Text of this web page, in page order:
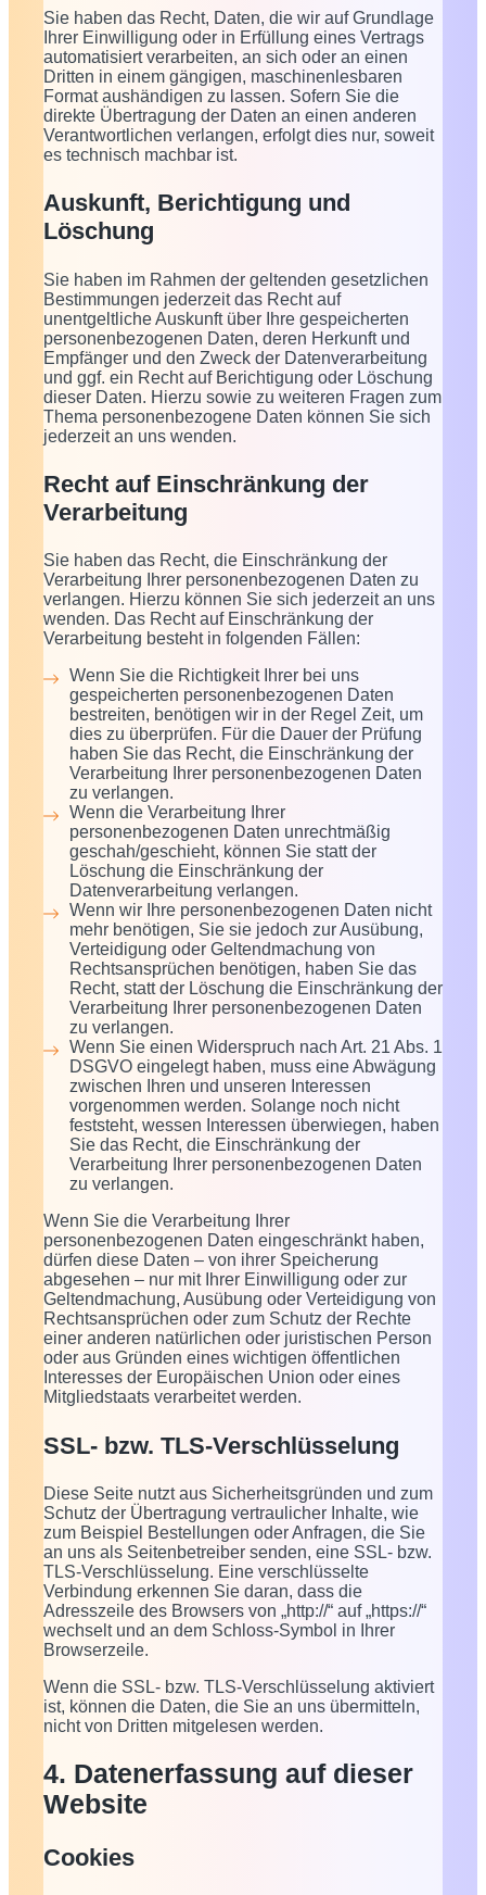
Sie haben das Recht, Daten, die wir auf Grundlage
Ihrer Einwilligung oder in Erfüllung eines Vertrags
automatisiert verarbeiten, an sich oder an einen
Dritten in einem gängigen, maschinenlesbaren
Format aushändigen zu lassen. Sofern Sie die
direkte Übertragung der Daten an einen anderen
Verantwortlichen verlangen, erfolgt dies nur, soweit
es technisch machbar ist.
Auskunft, Berichtigung und
Löschung
Sie haben im Rahmen der geltenden gesetzlichen
Bestimmungen jederzeit das Recht auf
unentgeltliche Auskunft über Ihre gespeicherten
personenbezogenen Daten, deren Herkunft und
Empfänger und den Zweck der Datenverarbeitung
und ggf. ein Recht auf Berichtigung oder Löschung
dieser Daten. Hierzu sowie zu weiteren Fragen zum
Thema personenbezogene Daten können Sie sich
jederzeit an uns wenden.
Recht auf Einschränkung der
Verarbeitung
Sie haben das Recht, die Einschränkung der
Verarbeitung Ihrer personenbezogenen Daten zu
verlangen. Hierzu können Sie sich jederzeit an uns
wenden. Das Recht auf Einschränkung der
Verarbeitung besteht in folgenden Fällen:
Wenn Sie die Richtigkeit Ihrer bei uns
gespeicherten personenbezogenen Daten
bestreiten, benötigen wir in der Regel Zeit, um
dies zu überprüfen. Für die Dauer der Prüfung
haben Sie das Recht, die Einschränkung der
Verarbeitung Ihrer personenbezogenen Daten
zu verlangen.
Wenn die Verarbeitung Ihrer
personenbezogenen Daten unrechtmäßig
geschah/geschieht, können Sie statt der
Löschung die Einschränkung der
Datenverarbeitung verlangen.
Wenn wir Ihre personenbezogenen Daten nicht
mehr benötigen, Sie sie jedoch zur Ausübung,
Verteidigung oder Geltendmachung von
Rechtsansprüchen benötigen, haben Sie das
Recht, statt der Löschung die Einschränkung der
Verarbeitung Ihrer personenbezogenen Daten
zu verlangen.
Wenn Sie einen Widerspruch nach Art. 21 Abs. 1
DSGVO eingelegt haben, muss eine Abwägung
zwischen Ihren und unseren Interessen
vorgenommen werden. Solange noch nicht
feststeht, wessen Interessen überwiegen, haben
Sie das Recht, die Einschränkung der
Verarbeitung Ihrer personenbezogenen Daten
zu verlangen.
Wenn Sie die Verarbeitung Ihrer
personenbezogenen Daten eingeschränkt haben,
dürfen diese Daten – von ihrer Speicherung
abgesehen – nur mit Ihrer Einwilligung oder zur
Geltendmachung, Ausübung oder Verteidigung von
Rechtsansprüchen oder zum Schutz der Rechte
einer anderen natürlichen oder juristischen Person
oder aus Gründen eines wichtigen öffentlichen
Interesses der Europäischen Union oder eines
Mitgliedstaats verarbeitet werden.
SSL- bzw. TLS-Verschlüsselung
Diese Seite nutzt aus Sicherheitsgründen und zum
Schutz der Übertragung vertraulicher Inhalte, wie
zum Beispiel Bestellungen oder Anfragen, die Sie
an uns als Seitenbetreiber senden, eine SSL- bzw.
TLS-Verschlüsselung. Eine verschlüsselte
Verbindung erkennen Sie daran, dass die
Adresszeile des Browsers von „http://“ auf „https://“
wechselt und an dem Schloss-Symbol in Ihrer
Browserzeile.
Wenn die SSL- bzw. TLS-Verschlüsselung aktiviert
ist, können die Daten, die Sie an uns übermitteln,
nicht von Dritten mitgelesen werden.
4. Datenerfassung auf dieser
Website
Cookies